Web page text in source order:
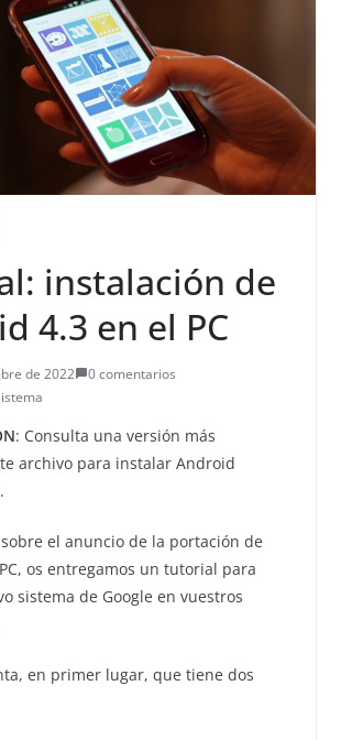
instalación de
4.3 en el PC
de 2022
0 comentarios
: Consulta una versión más
archivo para instalar Android
el anuncio de la portación de
os entregamos un tutorial para
sistema de Google en vuestros
en primer lugar, que tiene dos